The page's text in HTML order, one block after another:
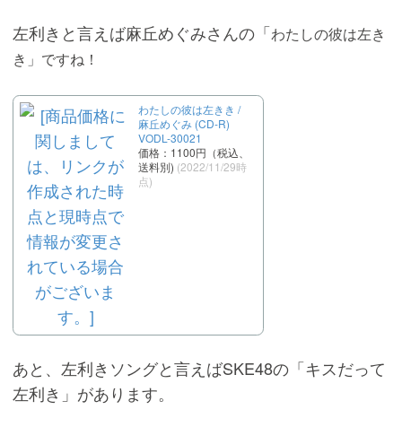
左利きと言えば麻丘めぐみさんの「わたしの彼は左き
き 」ですね！
わたしの彼は左きき /
麻丘めぐみ (CD-R)
VODL-30021
価格：1100円（税込、
送料別) (2022/11/29時
点)
あと、左利きソングと言えばSKE48の「キスだって
左利き」があります。